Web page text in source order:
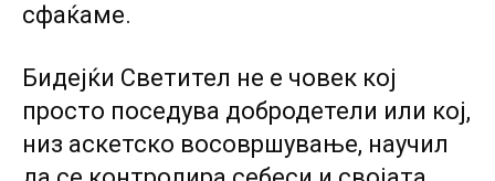
сфаќаме.
Бидејќи Светител не е човек кој
просто поседува добродетели или кој,
низ аскетско восовршување, научил